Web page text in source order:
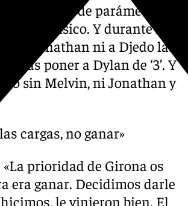
un montón de parámetros
tan físico. Y durante la
ni a Jonathan ni a Djedo las
poner a Dylan de ‘3’. Y
sin Melvin, ni Jonathan y
cargas, no ganar»
«La prioridad de Girona os
era ganar. Decidimos darle
le vinieron bien. El